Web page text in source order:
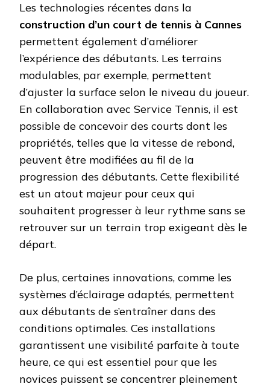
Les technologies récentes dans la
construction d’un court de tennis à Cannes
permettent également d’améliorer
l’expérience des débutants. Les terrains
modulables, par exemple, permettent
d’ajuster la surface selon le niveau du joueur.
En collaboration avec Service Tennis, il est
possible de concevoir des courts dont les
propriétés, telles que la vitesse de rebond,
peuvent être modifiées au fil de la
progression des débutants. Cette flexibilité
est un atout majeur pour ceux qui
souhaitent progresser à leur rythme sans se
retrouver sur un terrain trop exigeant dès le
départ.
De plus, certaines innovations, comme les
systèmes d’éclairage adaptés, permettent
aux débutants de s’entraîner dans des
conditions optimales. Ces installations
garantissent une visibilité parfaite à toute
heure, ce qui est essentiel pour que les
novices puissent se concentrer pleinement